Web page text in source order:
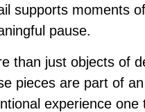
supports moments
pause.⁣
than just objects of
pieces are part of an
experience one